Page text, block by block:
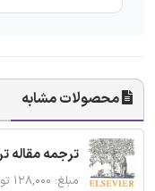
محصولات مشابه
ترجمه مقاله
مبلغ: ۱۲۸,۰۰۰ تومان